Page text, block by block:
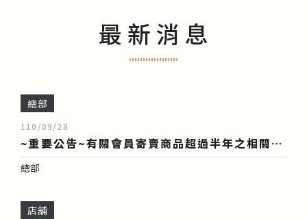
最 新 消 息
總部
110/09/28
~重要公告~有關會員寄賣商品超過半年之相關事宜
總部
店舖